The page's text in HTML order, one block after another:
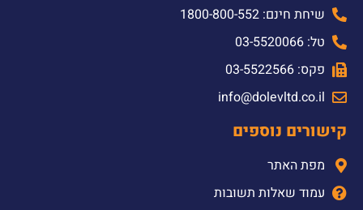
שיחת חינם: 1800-800-552
טל: 03-5520066
פקס: 03-5522566
info@dolevltd.co.il
קישורים נוספים
מפת האתר
עמוד שאלות תשובות